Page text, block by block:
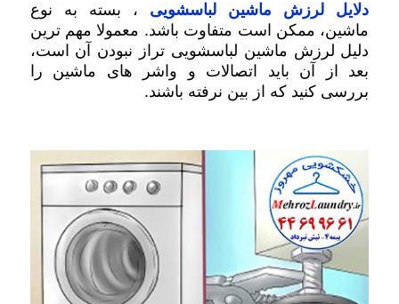
دلایل لرزش ماشین لباسشویی ، بسته به نوع
ماشین، ممکن است متفاوت باشد. معمولا مهم ترین
دلیل لرزش ماشین لباسشویی تراز نبودن آن است،
بعد از آن باید اتصالات و واشر های ماشین را
بررسی کنید که از بین نرفته باشند.